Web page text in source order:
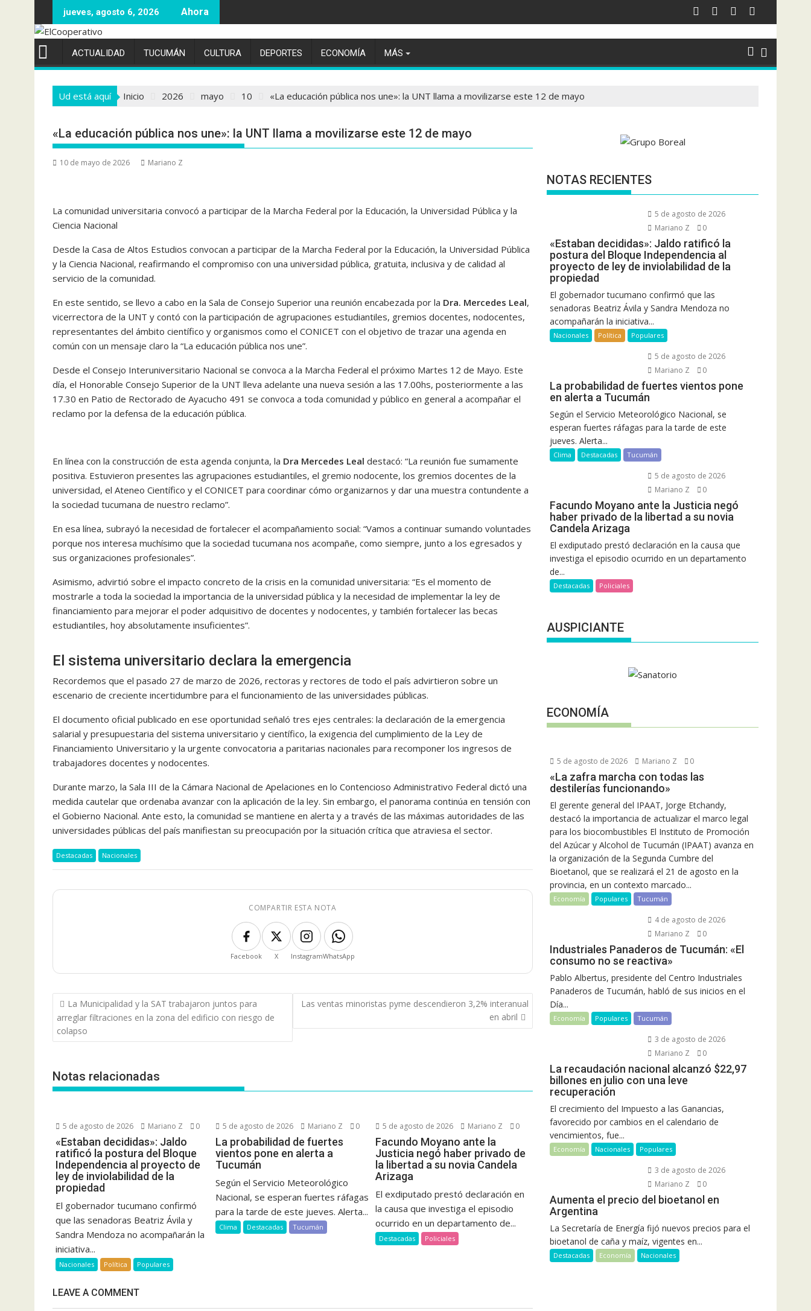
al
contenido
jueves, agosto 6, 2026
ACTUALIDAD TUCUMÁN CULTURA DEPORTES ECONOMÍA MÁS
Ud está aquí Inicio 2026 mayo 10 «La educación pública nos une»: la UNT llama a movilizarse este 12 de mayo
«La educación pública nos une»: la UNT llama a movilizarse este 12 de mayo
10 de mayo de 2026 Mariano Z
La comunidad universitaria convocó a participar de la Marcha Federal por la Educación, la Universidad Pública y la
Ciencia Nacional
Desde la Casa de Altos Estudios convocan a participar de la Marcha Federal por la Educación, la Universidad Pública
y la Ciencia Nacional, reafirmando el compromiso con una universidad pública, gratuita, inclusiva y de calidad al
servicio de la comunidad.
En este sentido, se llevo a cabo en la Sala de Consejo Superior una reunión encabezada por la Dra. Mercedes Leal,
vicerrectora de la UNT y contó con la participación de agrupaciones estudiantiles, gremios docentes, nodocentes,
representantes del ámbito científico y organismos como el CONICET con el objetivo de trazar una agenda en
común con un mensaje claro la “La educación pública nos une”.
Desde el Consejo Interuniversitario Nacional se convoca a la Marcha Federal el próximo Martes 12 de Mayo. Este
día, el Honorable Consejo Superior de la UNT lleva adelante una nueva sesión a las 17.00hs, posteriormente a las
17.30 en Patio de Rectorado de Ayacucho 491 se convoca a toda comunidad y público en general a acompañar el
reclamo por la defensa de la educación pública.
En línea con la construcción de esta agenda conjunta, la Dra Mercedes Leal destacó: “La reunión fue sumamente
positiva. Estuvieron presentes las agrupaciones estudiantiles, el gremio nodocente, los gremios docentes de la
universidad, el Ateneo Científico y el CONICET para coordinar cómo organizarnos y dar una muestra contundente a
la sociedad tucumana de nuestro reclamo”.
En esa línea, subrayó la necesidad de fortalecer el acompañamiento social: “Vamos a continuar sumando voluntades
porque nos interesa muchísimo que la sociedad tucumana nos acompañe, como siempre, junto a los egresados y
sus organizaciones profesionales”.
Asimismo, advirtió sobre el impacto concreto de la crisis en la comunidad universitaria: “Es el momento de
mostrarle a toda la sociedad la importancia de la universidad pública y la necesidad de implementar la ley de
financiamiento para mejorar el poder adquisitivo de docentes y nodocentes, y también fortalecer las becas
estudiantiles, hoy absolutamente insuficientes”.
El sistema universitario declara la emergencia
Recordemos que el pasado 27 de marzo de 2026, rectoras y rectores de todo el país advirtieron sobre un
escenario de creciente incertidumbre para el funcionamiento de las universidades públicas.
El documento oficial publicado en ese oportunidad señaló tres ejes centrales: la declaración de la emergencia
salarial y presupuestaria del sistema universitario y científico, la exigencia del cumplimiento de la Ley de
Financiamiento Universitario y la urgente convocatoria a paritarias nacionales para recomponer los ingresos de
trabajadores docentes y nodocentes.
Durante marzo, la Sala III de la Cámara Nacional de Apelaciones en lo Contencioso Administrativo Federal dictó una
medida cautelar que ordenaba avanzar con la aplicación de la ley. Sin embargo, el panorama continúa en tensión con
el Gobierno Nacional. Ante esto, la comunidad se mantiene en alerta y a través de las máximas autoridades de las
universidades públicas del país manifiestan su preocupación por la situación crítica que atraviesa el sector.
Destacadas Nacionales
COMPARTIR ESTA NOTA
Facebook X InstagramWhatsApp
Navegación
de
entradas
La Municipalidad y la SAT trabajaron juntos para
arreglar filtraciones en la zona del edificio con riesgo de
colapso
Las ventas minoristas pyme descendieron 3,2% interanual
en abril
Notas relacionadas
5 de agosto de 2026 Mariano Z 0
«Estaban decididas»: Jaldo
ratificó la postura del Bloque
Independencia al proyecto de
ley de inviolabilidad de la
propiedad
El gobernador tucumano confirmó
que las senadoras Beatriz Ávila y
Sandra Mendoza no acompañarán la
iniciativa...
Nacionales Política Populares
5 de agosto de 2026 Mariano Z 0
La probabilidad de fuertes
vientos pone en alerta a
Tucumán
Según el Servicio Meteorológico
Nacional, se esperan fuertes ráfagas
para la tarde de este jueves. Alerta...
Clima Destacadas Tucumán
5 de agosto de 2026 Mariano Z 0
Facundo Moyano ante la
Justicia negó haber privado de
la libertad a su novia Candela
Arizaga
El exdiputado prestó declaración en
la causa que investiga el episodio
ocurrido en un departamento de...
Destacadas Policiales
LEAVE A COMMENT
NOTAS RECIENTES
5 de agosto de 2026
Mariano Z
0
«Estaban decididas»: Jaldo ratificó la
postura del Bloque Independencia al
proyecto de ley de inviolabilidad de la
propiedad
El gobernador tucumano confirmó que las
senadoras Beatriz Ávila y Sandra Mendoza no
acompañarán la iniciativa...
Nacionales Política Populares
5 de agosto de 2026
Mariano Z
0
La probabilidad de fuertes vientos pone
en alerta a Tucumán
Según el Servicio Meteorológico Nacional, se
esperan fuertes ráfagas para la tarde de este
jueves. Alerta...
Clima Destacadas Tucumán
5 de agosto de 2026
Mariano Z
0
Facundo Moyano ante la Justicia negó
haber privado de la libertad a su novia
Candela Arizaga
El exdiputado prestó declaración en la causa que
investiga el episodio ocurrido en un departamento
de...
Destacadas Policiales
AUSPICIANTE
ECONOMÍA
5 de agosto de 2026 Mariano Z 0
«La zafra marcha con todas las
destilerías funcionando»
El gerente general del IPAAT, Jorge Etchandy,
destacó la importancia de actualizar el marco legal
para los biocombustibles El Instituto de Promoción
del Azúcar y Alcohol de Tucumán (IPAAT) avanza en
la organización de la Segunda Cumbre del
Bioetanol, que se realizará el 21 de agosto en la
provincia, en un contexto marcado...
Economía Populares Tucumán
4 de agosto de 2026
Mariano Z
0
Industriales Panaderos de Tucumán: «El
consumo no se reactiva»
Pablo Albertus, presidente del Centro Industriales
Panaderos de Tucumán, habló de sus inicios en el
Día...
Economía Populares Tucumán
3 de agosto de 2026
Mariano Z
0
La recaudación nacional alcanzó $22,97
billones en julio con una leve
recuperación
El crecimiento del Impuesto a las Ganancias,
favorecido por cambios en el calendario de
vencimientos, fue...
Economía Nacionales Populares
3 de agosto de 2026
Mariano Z
0
Aumenta el precio del bioetanol en
Argentina
La Secretaría de Energía fijó nuevos precios para el
bioetanol de caña y maíz, vigentes en...
Destacadas Economía Nacionales